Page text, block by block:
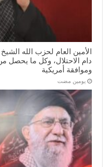
الأمين العام لحزب الله
دام الاحتلال، وكل ما يحصل
وموافقة أمريكية
‏يومين مضت